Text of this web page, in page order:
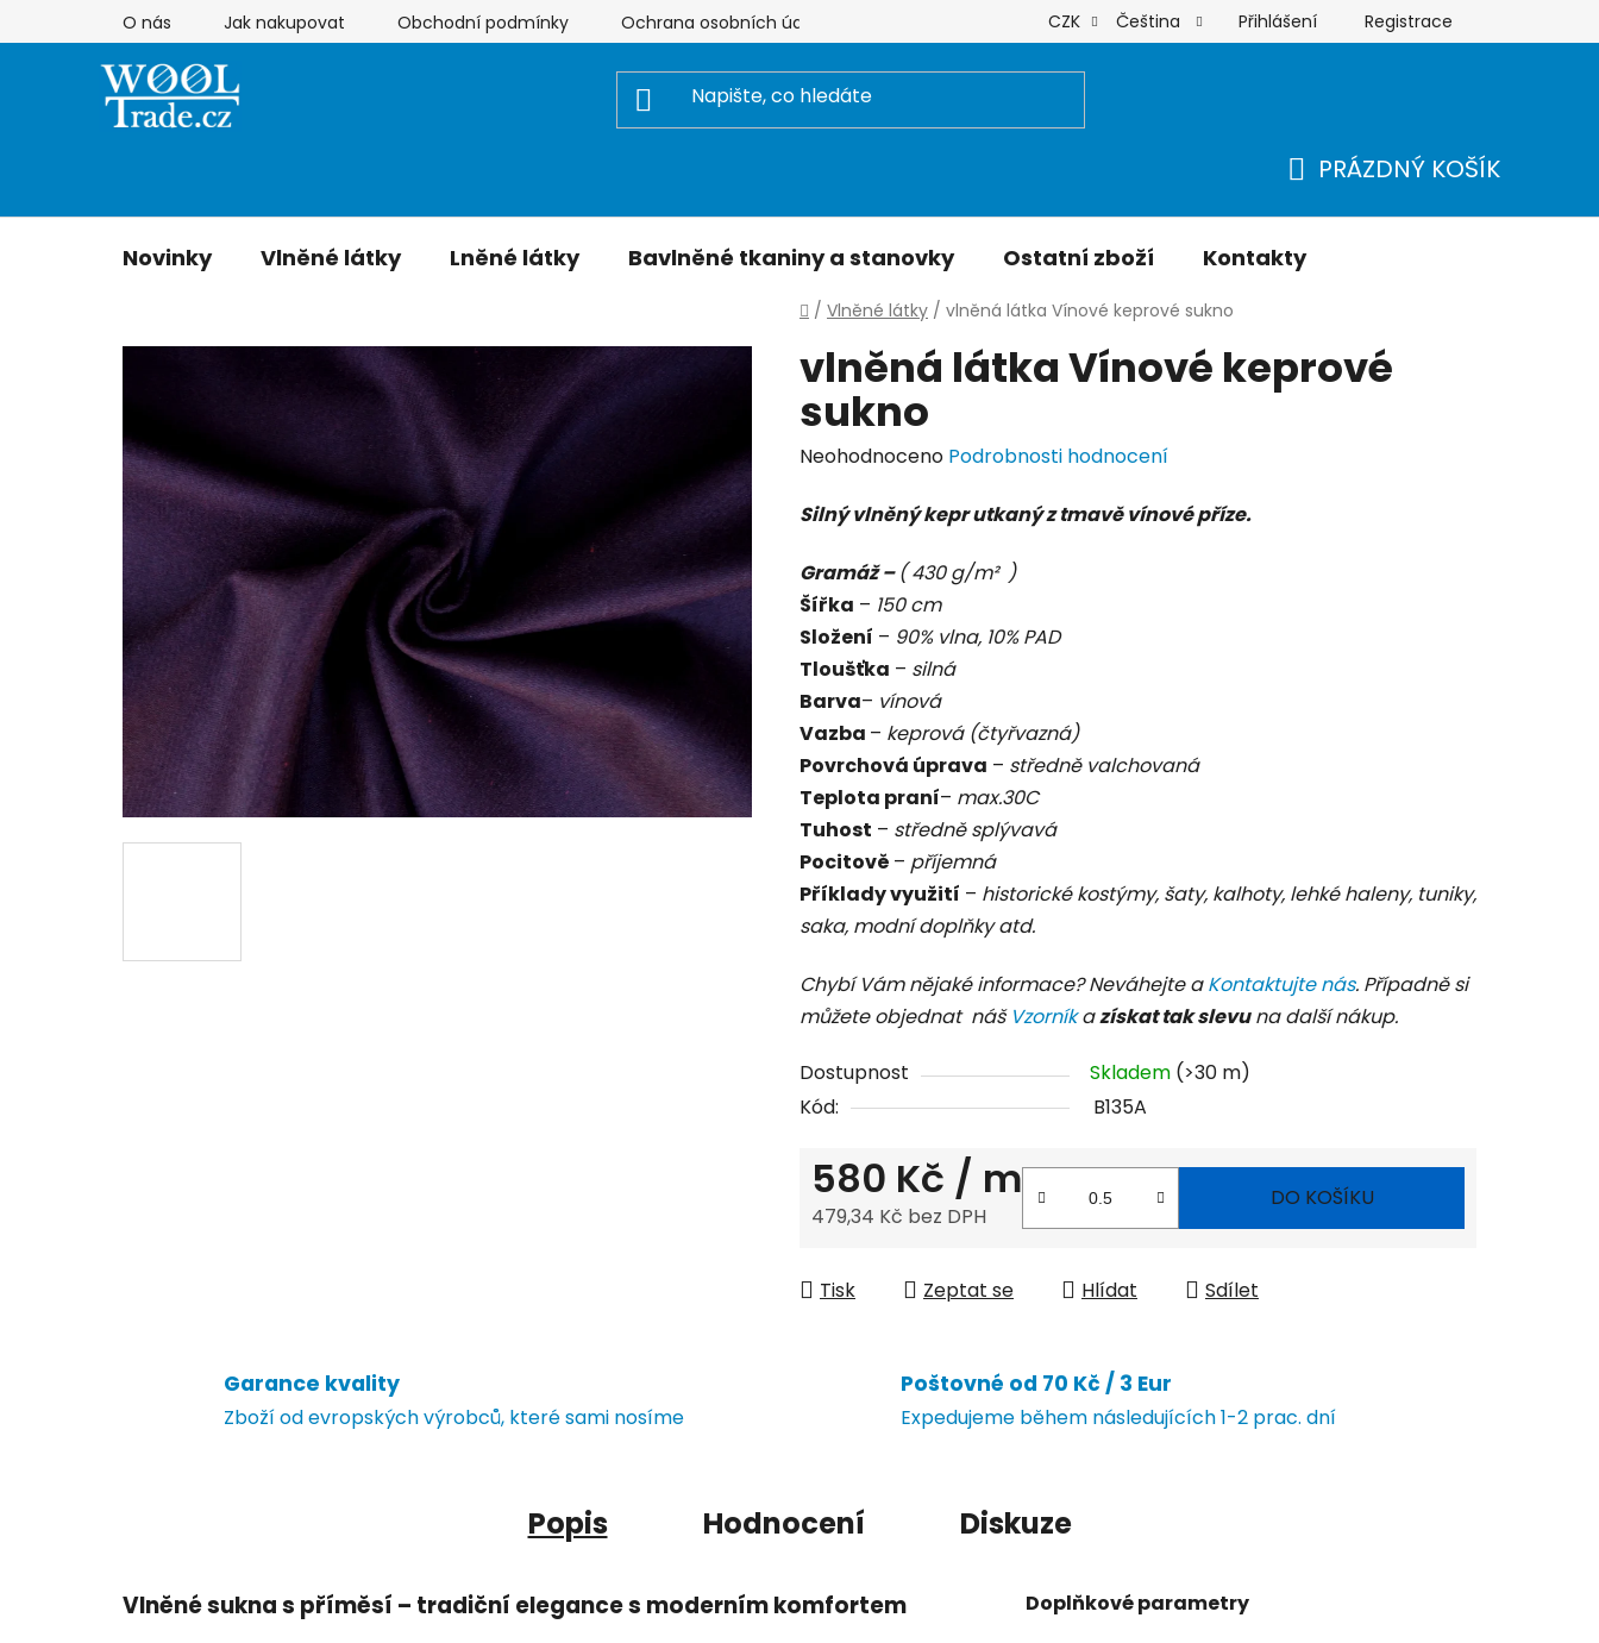
na
O nás Jak nakupovat Obchodní podmínky Ochrana osobních údajů Hodnocení obchodu Moje objednávka
CZK Čeština Přihlášení Registrace
KOŠÍK
PRÁZDNÝ KOŠÍK
Novinky Vlněné látky Lněné látky Bavlněné tkaniny a stanovky Ostatní zboží Kontakty
Domů
/ Vlněné látky / vlněná látka Vínové keprové sukno
vlněná látka Vínové keprové
sukno
Průměrné
produktu
0,0
z
5
hvězdiček.
Neohodnoceno Podrobnosti hodnocení
Silný vlněný kepr utkaný z tmavě vínové příze.
Gramáž –( 430 g/m² )
Šířka – 150 cm
Složení – 90% vlna, 10% PAD
Tloušťka – silná
Barva– vínová
Vazba – keprová (čtyřvazná)
Povrchová úprava – středně valchovaná
Teplota praní– max.30C
Tuhost – středně splývavá
Pocitově – příjemná
Příklady využití – historické kostýmy, šaty, kalhoty, lehké haleny, tuniky,
saka, modní doplňky atd.
Chybí Vám nějaké informace? Neváhejte aKontaktujte nás. Případně si
můžete objednat náš Vzorníkazískat tak slevuna další nákup.
Dostupnost Skladem (>30 m)
Kód:
B135A
580 Kč / m
479,34 Kč bez DPH
DO KOŠÍKU
Tisk Zeptat se Hlídat Sdílet
Garance kvality
Zboží od evropských výrobců, které sami nosíme
Poštovné od 70 Kč / 3 Eur
Expedujeme během následujících 1-2 prac. dní
Popis Hodnocení Diskuze
Vlněné sukna s příměsí – tradiční elegance s moderním komfortem
Doplňkové parametry